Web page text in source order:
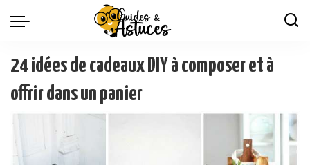
24 idées de cadeaux DIY à composer et à
offrir dans un panier